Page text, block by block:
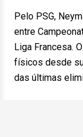
Pelo PSG,
entre
Liga Francesa.
físicos desde
das últimas